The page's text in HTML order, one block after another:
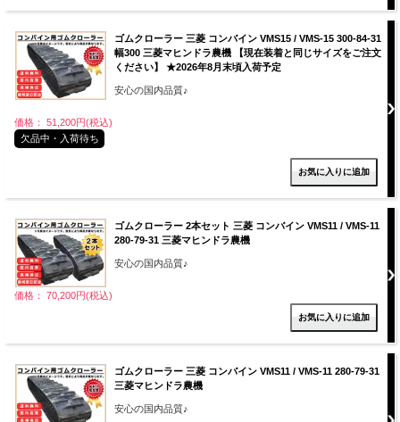
ゴムクローラー 三菱 コンバイン VMS15 / VMS-15 300-84-31
幅300 三菱マヒンドラ農機 【現在装着と同じサイズをご注文
ください】 ★2026年8月末頃入荷予定
安心の国内品質♪
価格： 51,200円(税込)
欠品中・入荷待ち
ゴムクローラー 2本セット 三菱 コンバイン VMS11 / VMS-11
280-79-31 三菱マヒンドラ農機
安心の国内品質♪
価格： 70,200円(税込)
ゴムクローラー 三菱 コンバイン VMS11 / VMS-11 280-79-31
三菱マヒンドラ農機
安心の国内品質♪